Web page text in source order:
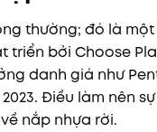
thường; đó là
bởi Choose
danh giá như
Điều làm nên
nắp nhựa rời.